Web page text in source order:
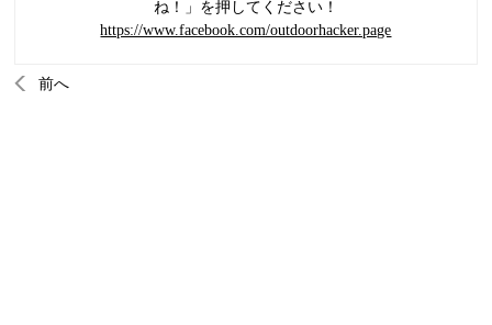
ね！」を押してください！
https://www.facebook.com/outdoorhacker.page
前へ